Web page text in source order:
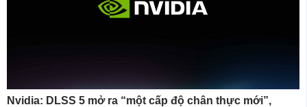
Nvidia: DLSS 5 mở ra “một cấp độ chân thực mới”,